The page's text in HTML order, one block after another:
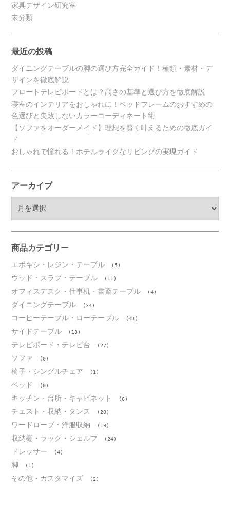
家具デザイン研究室
未分類
最近の投稿
ダイニングテーブルの脚の選び方完全ガイド！種類・素材・デ
ザインを徹底解説
フロートテレビボードとは？高さの基準と選び方を徹底解説
寝室のインテリアをおしゃれに！ベッドフレームのおすすめの
色選びと失敗しないカラーコーディネート術
【ソファをオーダーメイド】理想を賢く叶えるための徹底ガイ
ド
おしゃれで憧れる！ホテルライクなリビングの実現ガイド
アーカイブ
ブ
商品カテゴリー
エポキシ・レジン・テーブル (5)
ウッド・スラブ・テーブル (11)
オフィスデスク・仕事机・書斎テーブル (4)
ダイニングテーブル (34)
コーヒーテーブル・ローテーブル (41)
サイドテーブル (18)
テレビボード・テレビ台 (27)
ソファ (0)
椅子・シングルチェア (1)
ベッド (0)
キッチン・台所・キャビネット (6)
チェスト・収納・タンス (20)
ワードローブ・洋服収納 (19)
収納棚・ラック・シェルフ (24)
ドレッサー (4)
脚 (1)
その他・カスタマイズ (2)